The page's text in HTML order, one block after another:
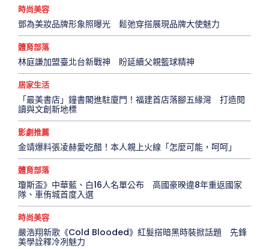
時尚美容
鄧為美妝品牌形象照曝光 鬆弛穿搭展現品牌大使魅力
體育部落
林庭謙加盟臺北台新戰神 盼延續父親籃球精神
居家生活
「最美書店」鐘書閣進駐廈門！福建首店落腳五緣灣 打造閱
讀與文創新地標
影劇推薦
金靖爆料張凌赫愛吃醋！本人親上火線「怎麼可能，呵呵」
體育部落
瓊斯盃》中華藍、白16人名單公布 高國豪暌違8年重返國家
隊、車侑城首度入選
時尚美容
嚴浩翔新歌《Cold Blooded》紅髮搭暗黑時裝掀話題 先鋒
美學詮釋冷冽魅力